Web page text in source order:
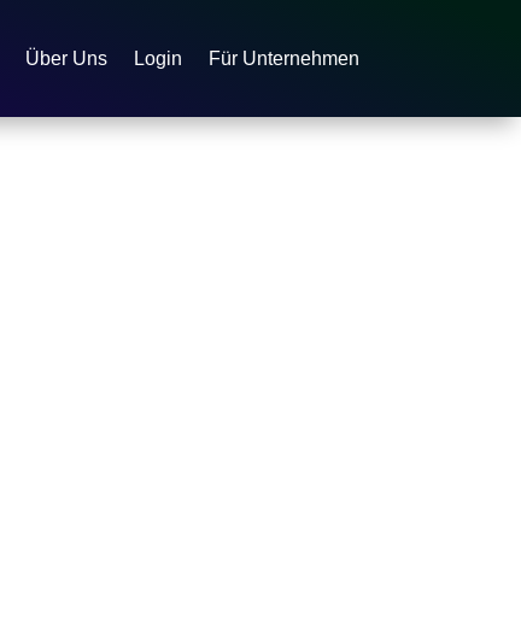
Über Uns Login Für Unternehmen